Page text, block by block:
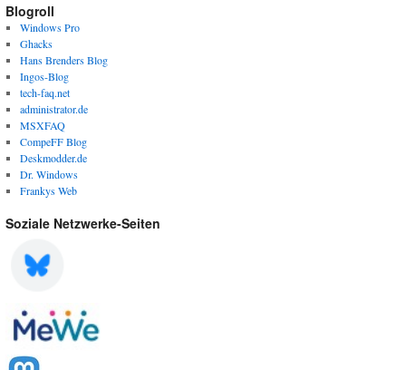
Blogroll
Windows Pro
Ghacks
Hans Brenders Blog
Ingos-Blog
tech-faq.net
administrator.de
MSXFAQ
CompeFF Blog
Deskmodder.de
Dr. Windows
Frankys Web
Soziale Netzwerke-Seiten